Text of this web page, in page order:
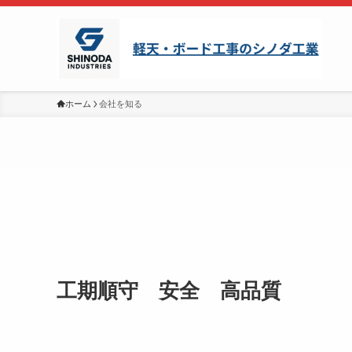
ホーム 会社を知る
工期順守 安全 高品質